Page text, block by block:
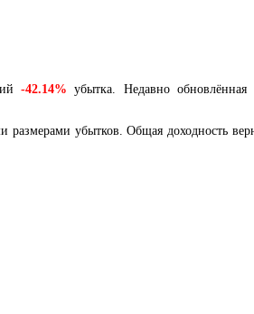
-42.14% убытка. Недавно
убытков. Общая доходность